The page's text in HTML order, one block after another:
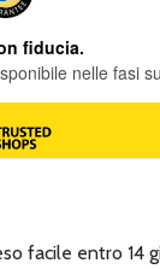
facile entro 14